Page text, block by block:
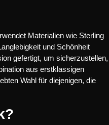
Materialien wie Sterling
und Schönheit
gefertigt, um sicherzustellen,
aus erstklassigen
Wahl für diejenigen, die